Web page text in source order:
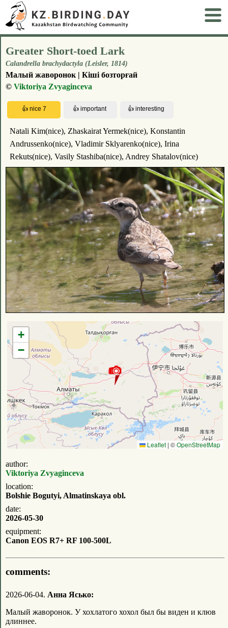
Greater Short-toed Lark
Calandrella brachydactyla (Leisler, 1814)
Малый жаворонок | Кіші бозторғай
© Viktoriya Zvyaginceva
Natali Kim(nice), Zhaskairat Yermek(nice), Konstantin
Andrussenko(nice), Vladimir Sklyarenko(nice), Irina
Rekuts(nice), Vasily Stashiba(nice), Andrey Shatalov(nice)
+
−
Leaflet | ©OpenStreetMap
author:
Viktoriya Zvyaginceva
location:
Bolshie Bogutyi, Almatinskaya obl.
date:
2026-05-30
equipment:
Canon EOS R7+ RF 100-500L
comments:
2026-06-04. Анна Ясько:
Малый жаворонок. У хохлатого хохол был бы виден и клюв
длиннее.